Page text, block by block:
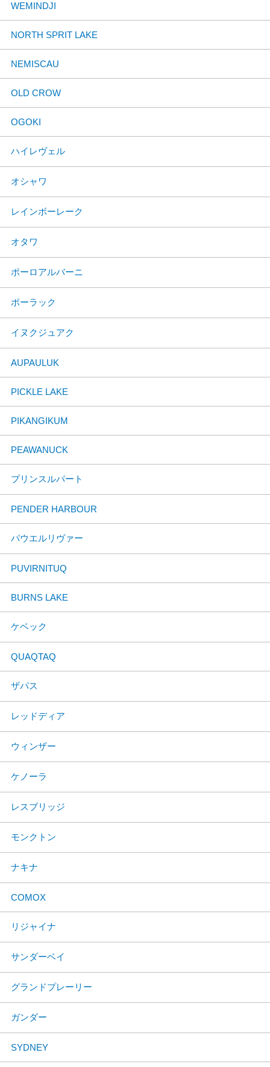
WEMINDJI
NORTH SPRIT LAKE
NEMISCAU
OLD CROW
OGOKI
ハイレヴェル
オシャワ
レインボーレーク
オタワ
ポーロアルバーニ
ポーラック
イヌクジュアク
AUPAULUK
PICKLE LAKE
PIKANGIKUM
PEAWANUCK
プリンスルパート
PENDER HARBOUR
パウエルリヴァー
PUVIRNITUQ
BURNS LAKE
ケベック
QUAQTAQ
ザパス
レッドディア
ウィンザー
ケノーラ
レスブリッジ
モンクトン
ナキナ
COMOX
リジャイナ
サンダーベイ
グランドプレーリー
ガンダー
SYDNEY